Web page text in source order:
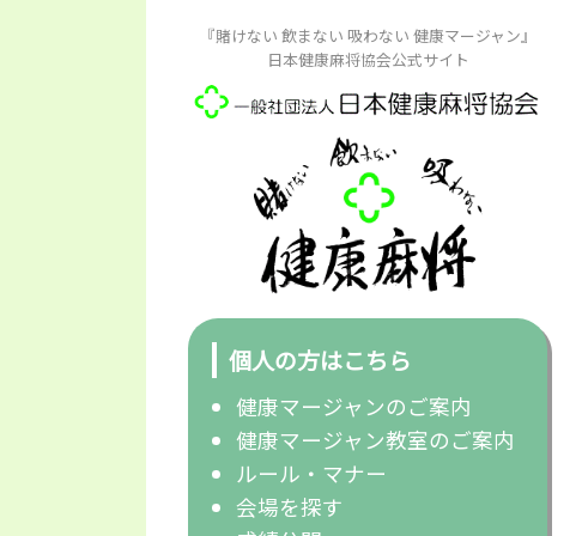
『賭けない 飲まない 吸わない 健康マージャン』
日本健康麻将協会公式サイト
個人の方はこちら
健康マージャンのご案内
健康マージャン教室のご案内
ルール・マナー
会場を探す